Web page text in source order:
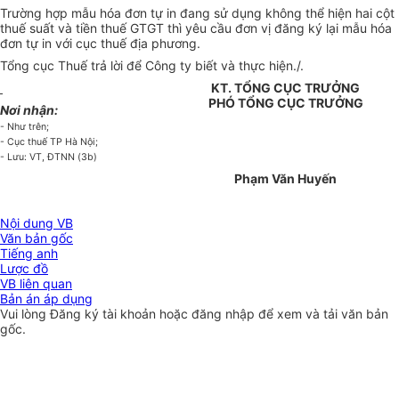
Trường hợp mẫu hóa đơn tự in đang sử dụng không thể hiện hai cột
thuế suất và tiền thuế GTGT thì yêu cầu đơn vị đăng ký lại mẫu hóa
đơn tự in với cục thuế địa phương.
Tổng cục Thuế trả lời để Công ty biết và thực hiện./.
Nơi nhận:
- Như trên;
- Cục thuế TP Hà Nội;
- Lưu: VT, ĐTNN (3b)
KT. TỔNG CỤC TRƯỞNG
PHÓ TỔNG CỤC TRƯỞNG
Phạm Văn Huyến
Nội dung VB
Văn bản gốc
Tiếng anh
Lược đồ
VB liên quan
Bản án áp dụng
Vui lòngĐăng ký tài khoản hoặc đăng nhập để xem và tải văn bản
gốc.